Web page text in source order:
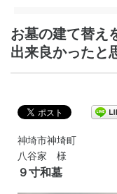
お墓の建て替え
出来良かったと
神埼市神埼町
八谷家 様
９寸和墓